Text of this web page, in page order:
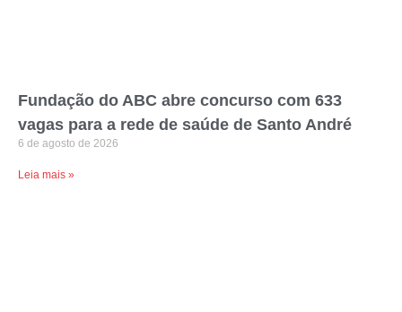
Fundação do ABC abre concurso com 633
vagas para a rede de saúde de Santo André
6 de agosto de 2026
Leia mais »